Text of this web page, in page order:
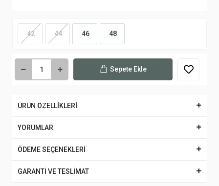
42 44 46 48
Sepete Ekle
ÜRÜN ÖZELLİKLERİ
YORUMLAR
ÖDEME SEÇENEKLERİ
GARANTİ VE TESLİMAT